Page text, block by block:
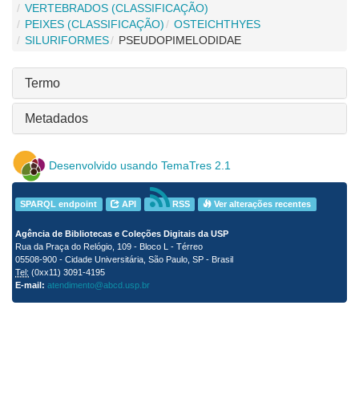
VERTEBRADOS (CLASSIFICAÇÃO)
PEIXES (CLASSIFICAÇÃO)
OSTEICHTHYES
SILURIFORMES
PSEUDOPIMELODIDAE
Termo
Metadados
Desenvolvido usando TemaTres 2.1
SPARQL endpoint API RSS Ver alterações recentes
Agência de Bibliotecas e Coleções Digitais da USP
Rua da Praça do Relógio, 109 - Bloco L - Térreo
05508-900 - Cidade Universitária, São Paulo, SP - Brasil
Tel: (0xx11) 3091-4195
E-mail: atendimento@abcd.usp.br